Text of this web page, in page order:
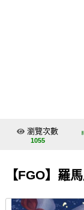
交流
會員功能選單
會員中心
瀏覽次數
1055
【FGO】羅